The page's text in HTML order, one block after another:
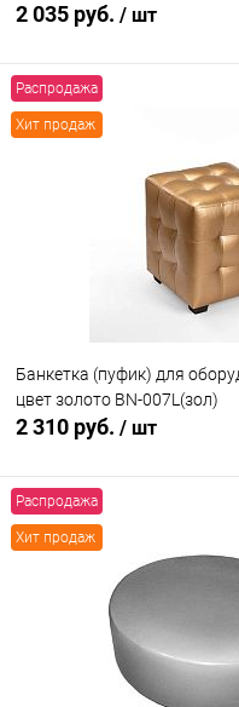
2 035 руб. / шт
Купить в 1 клик
Распродажа
Хит продаж
Банкетка (пуфик) для
цвет золото BN-007L(зол)
2 310 руб. / шт
Купить в 1 клик
В избранное
Распродажа
Хит продаж